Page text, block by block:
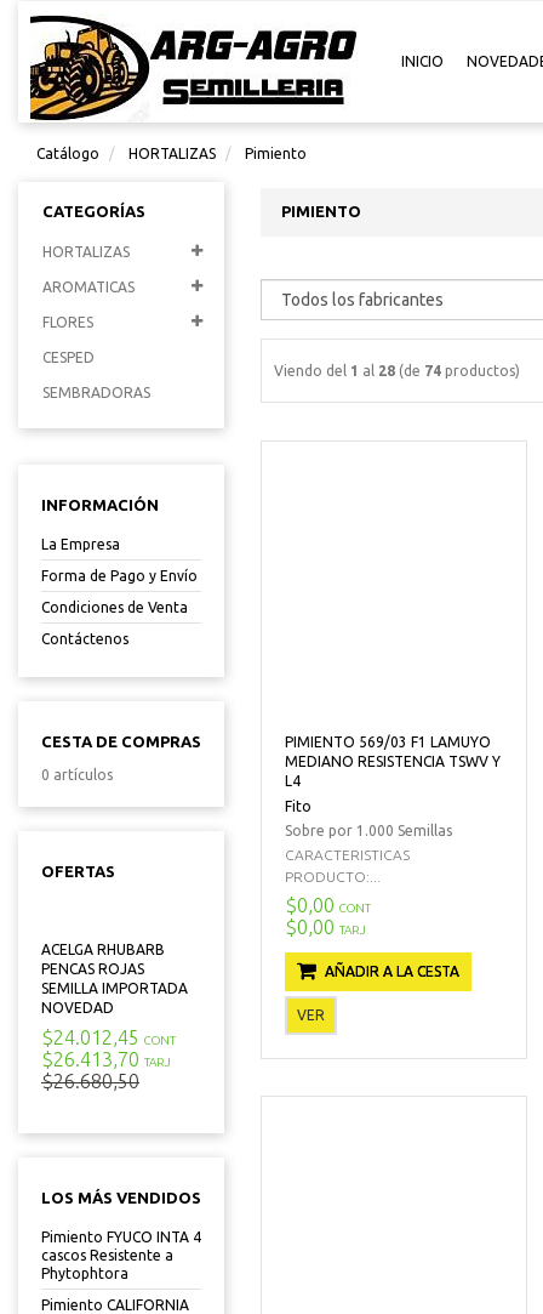
INICIO
Catálogo HORTALIZAS Pimiento
CATEGORÍAS
HORTALIZAS
AROMATICAS
FLORES
CESPED
SEMBRADORAS
INFORMACIÓN
La Empresa
Forma de Pago y Envío
Condiciones de Venta
Contáctenos
CESTA DE COMPRAS
0 artículos
OFERTAS
ACELGA RHUBARB
PENCAS ROJAS
SEMILLA IMPORTADA
NOVEDAD
$24.012,45 CONT
$26.413,70 TARJ
$26.680,50
LOS MÁS VENDIDOS
Pimiento FYUCO INTA 4
cascos Resistente a
Phytophtora
Pimiento CALIFORNIA
PIMIENTO
Viendo del 1 al 28 (de 74 productos)
PIMIENTO 569/03 F1 LAMUYO
MEDIANO RESISTENCIA TSWV Y
L4
Fito
Sobre por 1.000 Semillas
CARACTERISTICAS
PRODUCTO:...
$0,00 CONT
$0,00 TARJ
AÑADIR A LA CESTA
VER